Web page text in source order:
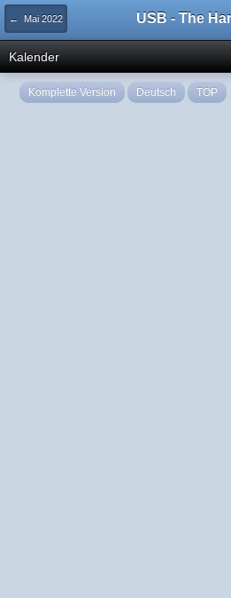
← Mai 2022
Kalender
Komplette Version Deutsch TOP